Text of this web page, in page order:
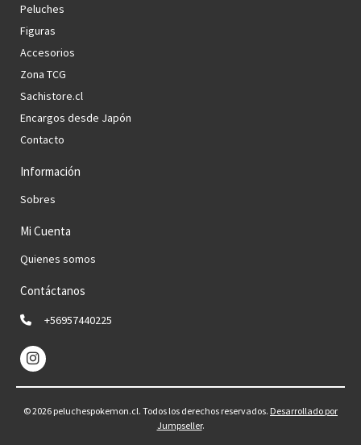
Peluches
Figuras
Accesorios
Zona TCG
Sachistore.cl
Encargos desde Japón
Contacto
Información
Sobres
Mi Cuenta
Quienes somos
Contáctanos
+56957440225
© 2026 peluchespokemon.cl. Todos los derechos reservados. Desarrollado por
Jumpseller.